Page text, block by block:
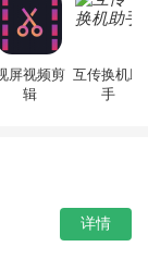
屏视频剪
辑
互传换机助
手
详情